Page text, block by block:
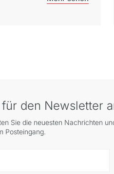
den Newsletter
Sie die neuesten Nachrichten
Posteingang.